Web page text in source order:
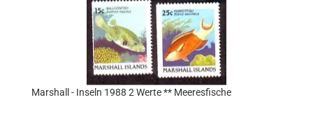
Marshall - Inseln 1988 2 Werte ** Meeresfische